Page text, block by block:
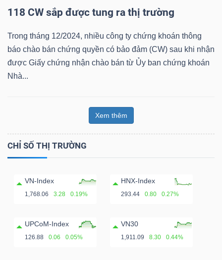
118 CW sắp được tung ra thị trường
Trong tháng 12/2024, nhiều công ty chứng khoán thông
báo chào bán chứng quyền có bảo đảm (CW) sau khi nhận
được Giấy chứng nhận chào bán từ Ủy ban chứng khoán
Nhà...
Xem thêm
CHỈ SỐ THỊ TRƯỜNG
VN-Index
1,768.06 3.28 0.19%
HNX-Index
293.44 0.80 0.27%
UPCoM-Index
126.88 0.06 0.05%
VN30
1,911.09 8.30 0.44%
ngữ
(-)
Sách